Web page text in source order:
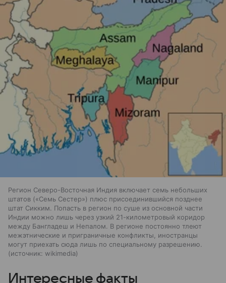
Регион Северо-Восточная Индия включает семь небольших
штатов («Семь Сестер») плюс присоединившийся позднее
штат Сикким. Попасть в регион по суше из основной части
Индии можно лишь через узкий 21-километровый коридор
между Бангладеш и Непалом. В регионе постоянно тлеют
межэтнические и приграничные конфликты, иностранцы
могут приехать сюда лишь по специальному разрешению.
источник: wikimedia
Интересные факты